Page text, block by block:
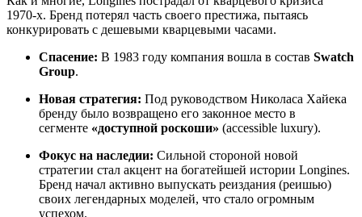
1970-х. Бренд потерял часть своего престижа, пытаясь
конкурировать с дешевыми кварцевыми часами.
Спасение: В 1983 году компания вошла в состав Swatch
Group.
Новая стратегия: Под руководством Николаса Хайека
бренду было возвращено его законное место в
сегменте «доступной роскоши» (accessible luxury).
Фокус на наследии: Сильной стороной новой
стратегии стал акцент на богатейшей истории Longines.
Бренд начал активно выпускать реиздания (реишью)
своих легендарных моделей, что стало огромным
успехом.